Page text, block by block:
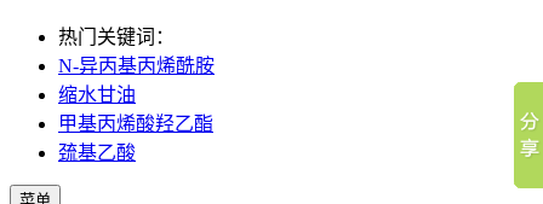
热门关键词：
N-异丙基丙烯酰胺
缩水甘油
甲基丙烯酸羟乙酯
巯基乙酸